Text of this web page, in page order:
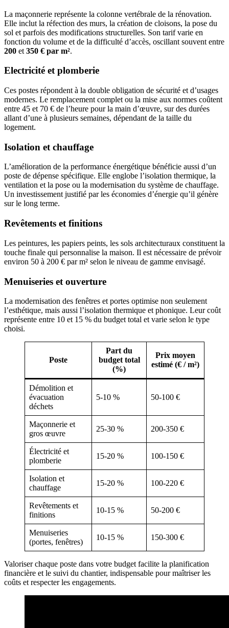
La maçonnerie représente la colonne vertébrale de la rénovation.
Elle inclut la réfection des murs, la création de cloisons, la pose du
sol et parfois des modifications structurelles. Son tarif varie en
fonction du volume et de la difficulté d’accès, oscillant souvent entre
200 et 350 € par m².
Electricité et plomberie
Ces postes répondent à la double obligation de sécurité et d’usages
modernes. Le remplacement complet ou la mise aux normes coûtent
entre 45 et 70 € de l’heure pour la main d’œuvre, sur des durées
allant d’une à plusieurs semaines, dépendant de la taille du
logement.
Isolation et chauffage
L’amélioration de la performance énergétique bénéficie aussi d’un
poste de dépense spécifique. Elle englobe l’isolation thermique, la
ventilation et la pose ou la modernisation du système de chauffage.
Un investissement justifié par les économies d’énergie qu’il génère
sur le long terme.
Revêtements et finitions
Les peintures, les papiers peints, les sols architecturaux constituent la
touche finale qui personnalise la maison. Il est nécessaire de prévoir
environ 50 à 200 € par m² selon le niveau de gamme envisagé.
Menuiseries et ouverture
La modernisation des fenêtres et portes optimise non seulement
l’esthétique, mais aussi l’isolation thermique et phonique. Leur coût
représente entre 10 et 15 % du budget total et varie selon le type
choisi.
Poste
Part du
budget total
(%)
Prix moyen
estimé (€ / m²)
Démolition et
évacuation
déchets
5-10 % 50-100 €
Maçonnerie et
gros œuvre
25-30 % 200-350 €
Électricité et
plomberie
15-20 % 100-150 €
Isolation et
chauffage
15-20 % 100-220 €
Revêtements et
finitions
10-15 % 50-200 €
Menuiseries
(portes, fenêtres)
10-15 % 150-300 €
Valoriser chaque poste dans votre budget facilite la planification
financière et le suivi du chantier, indispensable pour maîtriser les
coûts et respecter les engagements.